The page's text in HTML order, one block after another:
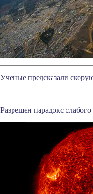
Ученые предсказали
Разрешен парадокс